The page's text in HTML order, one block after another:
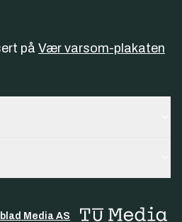
på Vær varsom-plakaten
Media AS